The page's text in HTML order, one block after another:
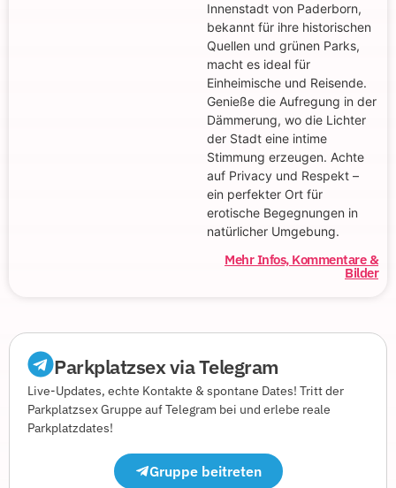
Innenstadt von Paderborn,
bekannt für ihre historischen
Quellen und grünen Parks,
macht es ideal für
Einheimische und Reisende.
Genieße die Aufregung in der
Dämmerung, wo die Lichter
der Stadt eine intime
Stimmung erzeugen. Achte
auf Privacy und Respekt –
ein perfekter Ort für
erotische Begegnungen in
natürlicher Umgebung.
Mehr Infos, Kommentare &
Bilder
Parkplatzsex via Telegram
Live-Updates, echte Kontakte & spontane Dates! Tritt der
Parkplatzsex Gruppe auf Telegram bei und erlebe reale
Parkplatzdates!
Gruppe beitreten